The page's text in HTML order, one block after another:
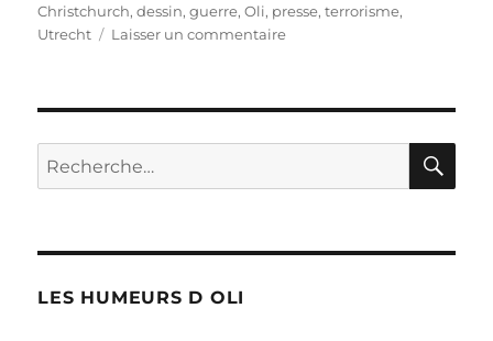
Christchurch,dessin,guerre,Oli, presse,terrorisme,
Utrecht
Laisser un commentairesur
?
Recherche
pour :
LES HUMEURS D OLI